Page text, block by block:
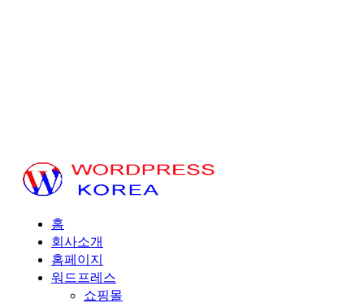
홈
회사소개
홈페이지
워드프레스
쇼핑몰